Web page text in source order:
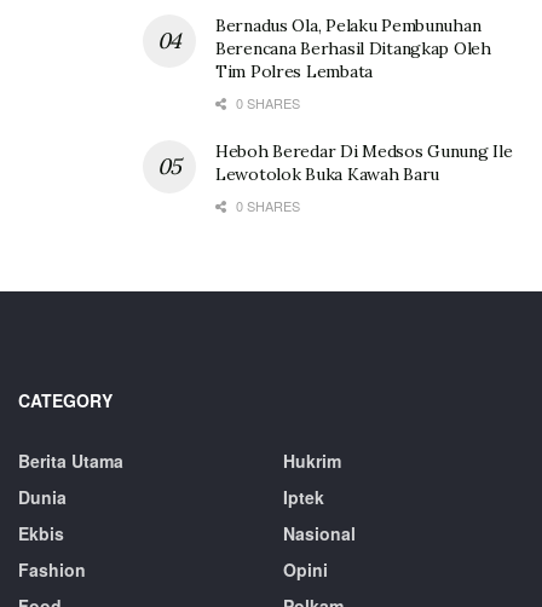
Bernadus Ola, Pelaku Pembunuhan
Berencana Berhasil Ditangkap Oleh
Tim Polres Lembata
0 SHARES
Heboh Beredar Di Medsos Gunung Ile
Lewotolok Buka Kawah Baru
0 SHARES
CATEGORY
Berita Utama
Dunia
Ekbis
Fashion
Hukrim
Iptek
Nasional
Opini